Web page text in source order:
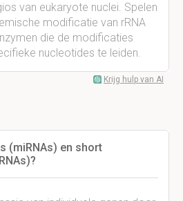
van eukaryote nuclei. Spelen
modificatie van rRNA
die de modificaties
nucleotides te leiden.
Krijg hulp van AI
(miRNAs) en short